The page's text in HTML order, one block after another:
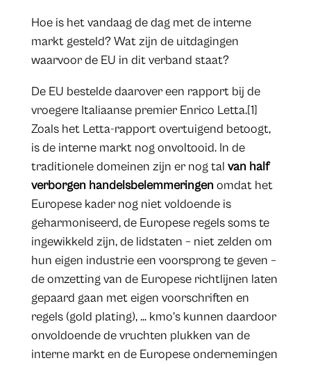
Hoe is het vandaag de dag met de interne
markt gesteld? Wat zijn de uitdagingen
waarvoor de EU in dit verband staat?
De EU bestelde daarover een rapport bij de
vroegere Italiaanse premier Enrico Letta.[1]
Zoals het Letta-rapport overtuigend betoogt,
is de interne markt nog onvoltooid. In de
traditionele domeinen zijn er nog tal van half
verborgen handelsbelemmeringen omdat het
Europese kader nog niet voldoende is
geharmoniseerd, de Europese regels soms te
ingewikkeld zijn, de lidstaten – niet zelden om
hun eigen industrie een voorsprong te geven –
de omzetting van de Europese richtlijnen laten
gepaard gaan met eigen voorschriften en
regels (gold plating), … kmo’s kunnen daardoor
onvoldoende de vruchten plukken van de
interne markt en de Europese ondernemingen